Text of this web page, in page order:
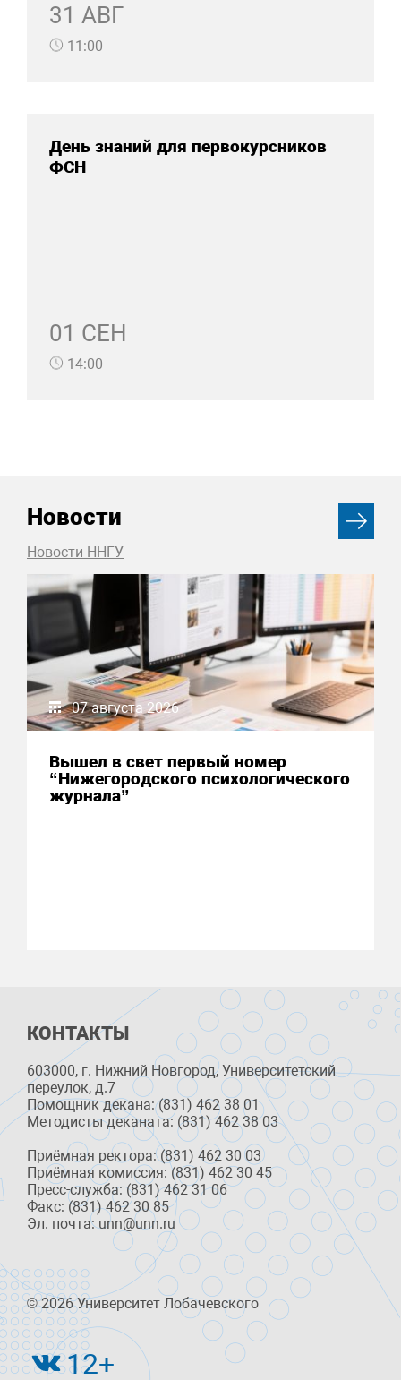
31 АВГ
11:00
День знаний для первокурсников
ФСН
01 СЕН
14:00
Новости
Новости ННГУ
07 августа 2026
Вышел в свет первый номер
“Нижегородского психологического
журнала”
КОНТАКТЫ
603000, г. Нижний Новгород, Университетский
переулок, д.7
Помощник декана: (831) 462 38 01
Методисты деканата: (831) 462 38 03
Приёмная ректора: (831) 462 30 03
Приёмная комиссия: (831) 462 30 45
Пресс-служба: (831) 462 31 06
Факс: (831) 462 30 85
Эл. почта: unn@unn.ru
© 2026 Университет Лобачевского
12+